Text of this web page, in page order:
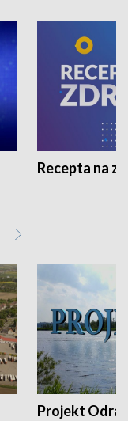
Recepta na
Projekt Odra